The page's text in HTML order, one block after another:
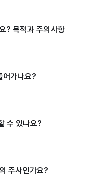
? 목적과 주의사항
어가나요?
수 있나요?
주사인가요?